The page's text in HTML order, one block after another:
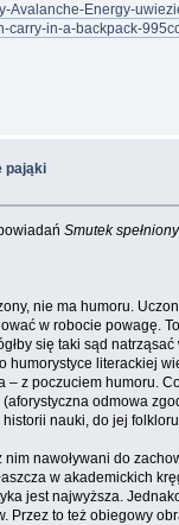
Avalanche-Energy-
carry-in-a-backpack-
pająki
Smutek
nie ma humoru.
w robocie powagę.
się taki sąd
literackiej
z poczuciem humoru.
odmowa
nauki, do jej
nawoływani do
w akademickich
jest najwyższa.
Przez to też obiegowy